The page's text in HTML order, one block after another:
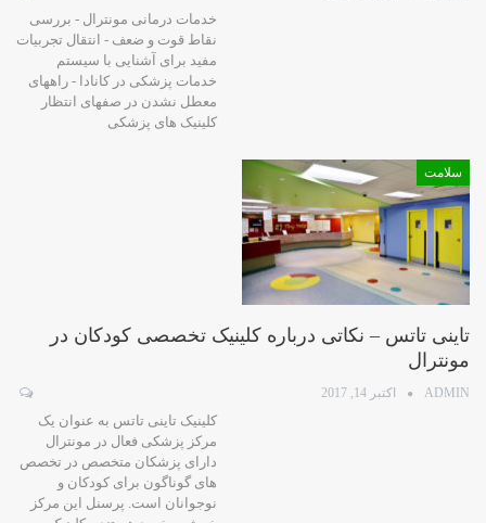
خدمات درمانی مونترال - بررسی
نقاط قوت و ضعف - انتقال تجربیات
مفید برای آشنایی با سیستم
خدمات پزشکی در کانادا - راههای
معطل نشدن در صفهای انتظار
کلینیک های پزشکی
سلامت
تاینی تاتس – نکاتی درباره کلینیک تخصصی کودکان در
مونترال
ADMIN اکتبر 14, 2017
کلینیک تاینی تاتس به عنوان یک
مرکز پزشکی فعال در مونترال
دارای پزشکان متخصص در تخصص
های گوناگون برای کودکان و
نوجوانان است. پرسنل این مرکز